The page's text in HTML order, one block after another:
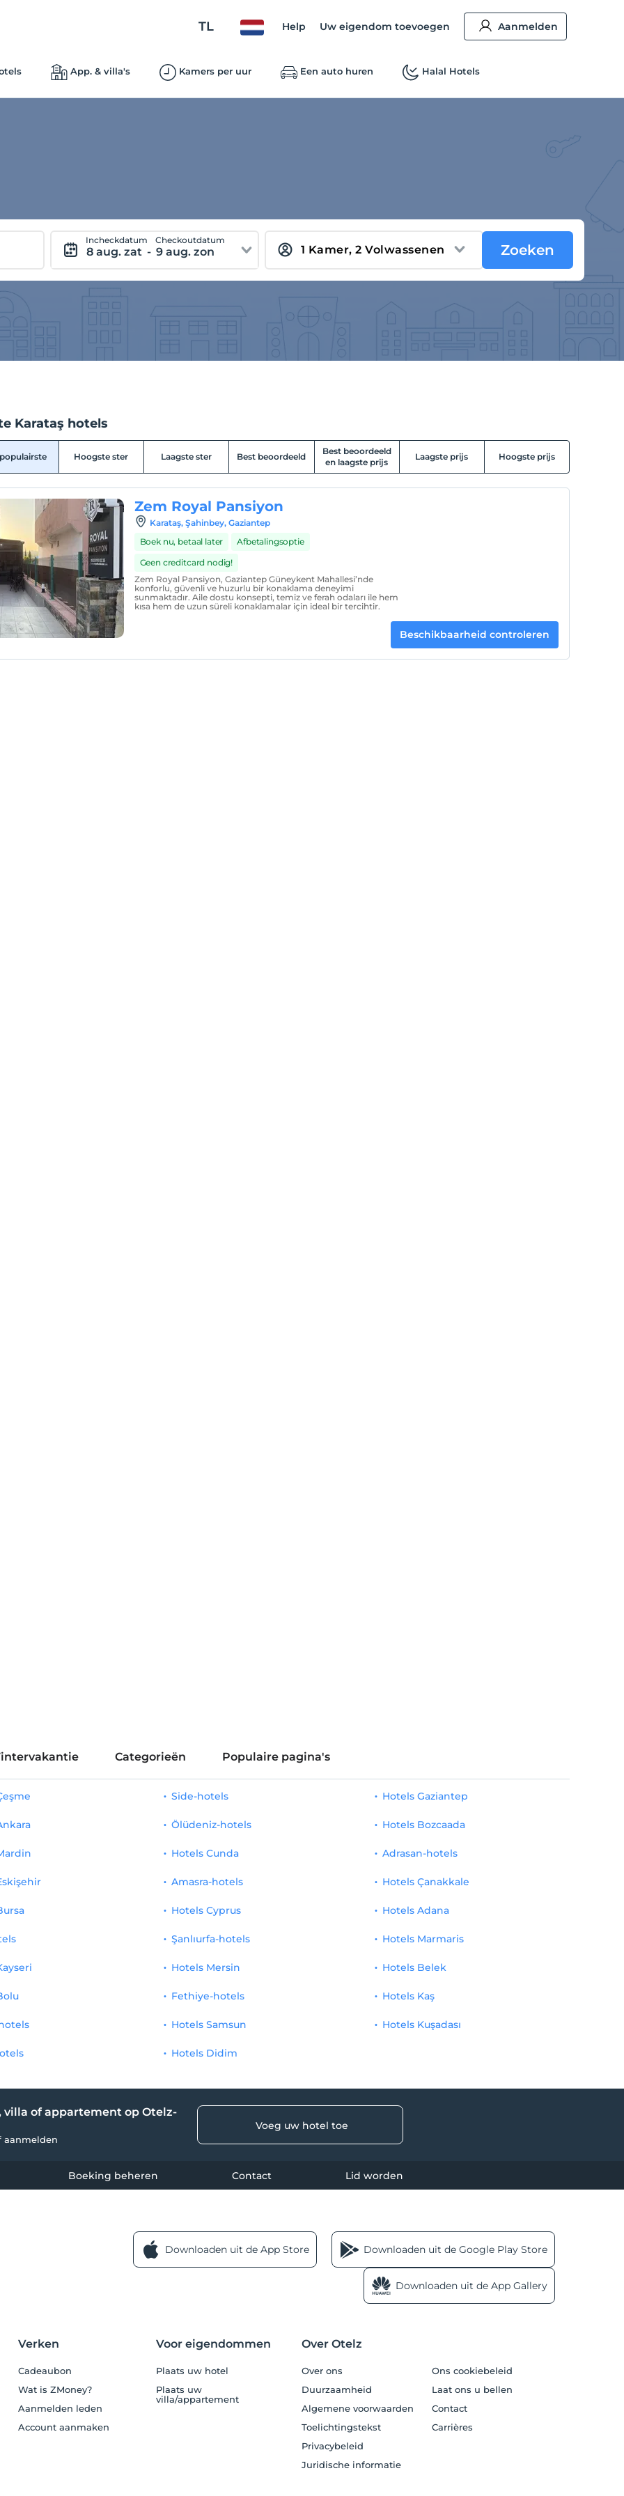
TL Help Uw eigendom toevoegen Aanmelden
App. & villa's Kamers per uur Een auto huren Halal Hotels
Incheckdatum
8 aug. zat -
Checkoutdatum
9 aug. zon Zoeken
Karataş hotels
Hoogste ster Laagste ster Best beoordeeld
Best beoordeeld
en laagste prijs
Laagste prijs Hoogste prijs
Zem Royal Pansiyon
Karataş, Şahinbey, Gaziantep
Boek nu, betaal later
Afbetalingsoptie
Geen creditcard nodig!
Zem Royal Pansiyon, Gaziantep Güneykent Mahallesi’nde
konforlu, güvenli ve huzurlu bir konaklama deneyimi
sunmaktadır. Aile dostu konsepti, temiz ve ferah odaları ile hem
kısa hem de uzun süreli konaklamalar için ideal bir tercihtir.
Beschikbaarheid controleren
Categorieën Populaire pagina's
Side-hotels
Ölüdeniz-hotels
Hotels Cunda
Amasra-hotels
Hotels Cyprus
Hotels Gaziantep
Hotels Bozcaada
Adrasan-hotels
Hotels Çanakkale
Hotels Adana
Şanlıurfa-hotels
Hotels Mersin
Fethiye-hotels
Hotels Samsun
Hotels Didim
Hotels Marmaris
Hotels Belek
Hotels Kaş
Hotels Kuşadası
villa of appartement op Otelz-
aanmelden
Voeg uw hotel toe
Boeking beheren Contact Lid worden
Downloaden uit de App Store Downloaden uit de Google Play Store
Downloaden uit de App Gallery
Verken
Cadeaubon
Wat is ZMoney?
Aanmelden leden
Account aanmaken
Voor eigendommen
Plaats uw hotel
Plaats uw
villa/appartement
Over Otelz
Over ons
Duurzaamheid
Algemene voorwaarden
Toelichtingstekst
Privacybeleid
Juridische informatie
Ons cookiebeleid
Laat ons u bellen
Contact
Carrières